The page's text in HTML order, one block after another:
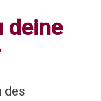
deine
des